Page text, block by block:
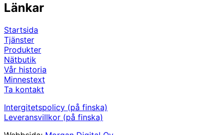
Länkar
Startsida
Tjänster
Produkter
Nätbutik
Vår historia
Minnestext
Ta kontakt
Intergitetspolicy (på finska)
Leveransvillkor (på finska)